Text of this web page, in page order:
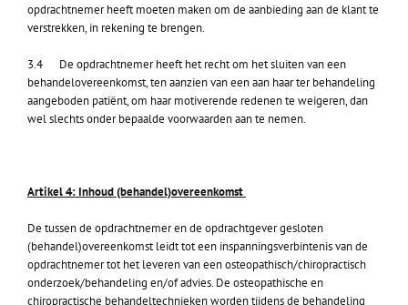
opdrachtnemer heeft moeten maken om de aanbieding aan de klant te
verstrekken, in rekening te brengen.
3.4 De opdrachtnemer heeft het recht om het sluiten van een
behandelovereenkomst, ten aanzien van een aan haar ter behandeling
aangeboden patiënt, om haar motiverende redenen te weigeren, dan
wel slechts onder bepaalde voorwaarden aan te nemen.
Artikel 4: Inhoud (behandel)overeenkomst
De tussen de opdrachtnemer en de opdrachtgever gesloten
(behandel)overeenkomst leidt tot een inspanningsverbintenis van de
opdrachtnemer tot het leveren van een osteopathisch/chiropractisch
onderzoek/behandeling en/of advies. De osteopathische en
chiropractische behandeltechnieken worden tijdens de behandeling